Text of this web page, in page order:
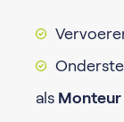
als Monteur